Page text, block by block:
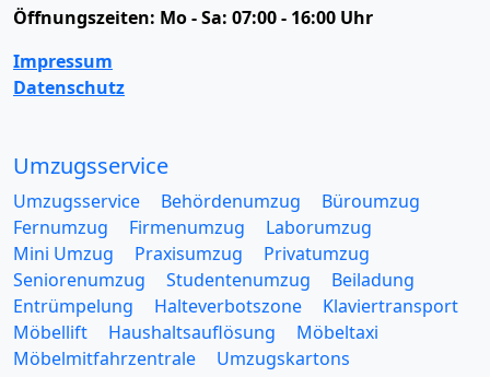
Öffnungszeiten: Mo - Sa: 07:00 - 16:00 Uhr
Impressum
Datenschutz
Umzugsservice
Umzugsservice Behördenumzug
Büroumzug
Fernumzug
Firmenumzug
Laborumzug
Mini Umzug
Praxisumzug
Privatumzug
Seniorenumzug
Studentenumzug
Beiladung
Entrümpelung
Halteverbotszone
Klaviertransport
Möbellift
Haushaltsauflösung
Möbeltaxi
Möbelmitfahrzentrale
Umzugskartons